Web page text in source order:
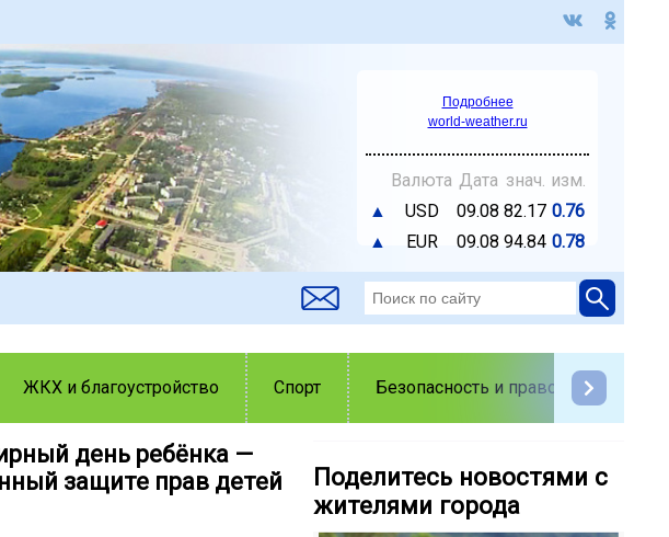
Подробнее
world-weather.ru
Валюта Дата знач. изм.
▲
USD 09.08 82.17 0.76
▲
EUR 09.08 94.84 0.78
ЖКХ и благоустройство Спорт Безопасность и правопорядок
день ребёнка —
защите прав детей
Поделитесь новостями с
жителями города